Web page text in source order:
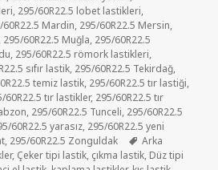
, 295/60R22.5 lobet lastikleri,
60R22.5 Mardin, 295/60R22.5 Mersin,
, 295/60R22.5 Muğla, 295/60R22.5
, 295/60R22.5 römork lastikleri,
sıfır lastik, 295/60R22.5 Tekirdağ,
temiz lastik, 295/60R22.5 tır lastiği,
60R22.5 tır lastikler, 295/60R22.5 tır
, 295/60R22.5 Tunceli, 295/60R22.5
60R22.5 yarasız, 295/60R22.5 yeni
, 295/60R22.5 Zonguldak Etiketler
Arka
, Çeker tipi lastik, çıkma lastik, Düz tipi